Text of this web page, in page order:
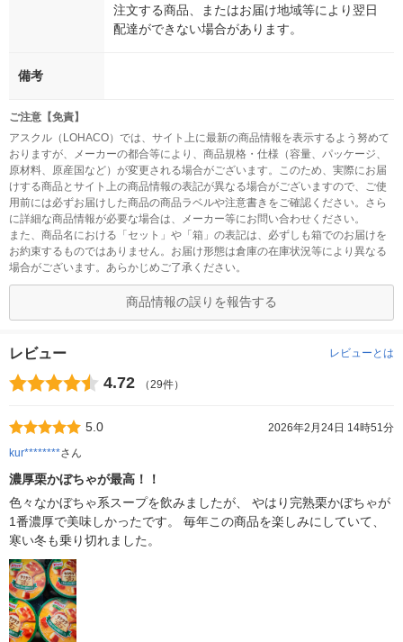
注文する商品、またはお届け地域等により翌日
配達ができない場合があります。
備考
ご注意【免責】
アスクル（LOHACO）では、サイト上に最新の商品情報を表示するよう努めて
おりますが、メーカーの都合等により、商品規格・仕様（容量、パッケージ、
原材料、原産国など）が変更される場合がございます。このため、実際にお届
けする商品とサイト上の商品情報の表記が異なる場合がございますので、ご使
用前には必ずお届けした商品の商品ラベルや注意書きをご確認ください。さら
に詳細な商品情報が必要な場合は、メーカー等にお問い合わせください。
また、商品名における「セット」や「箱」の表記は、必ずしも箱でのお届けを
お約束するものではありません。お届け形態は倉庫の在庫状況等により異なる
場合がございます。あらかじめご了承ください。
商品情報の誤りを報告する
レビュー レビューとは
4.72 （29件）
5.0
2026年2月24日 14時51分
kur********さん
濃厚栗かぼちゃが最高！！
色々なかぼちゃ系スープを飲みましたが、 やはり完熟栗かぼちゃが
1番濃厚で美味しかったです。 毎年この商品を楽しみにしていて、
寒い冬も乗り切れました。